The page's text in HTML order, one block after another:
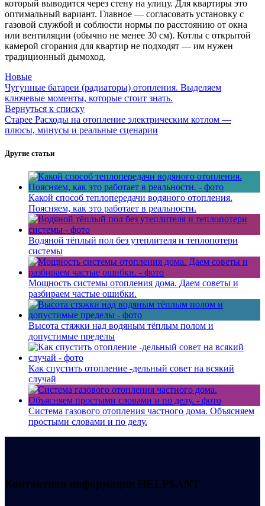
который выводится через стену на улицу. Для квартиры это
оптимальный вариант. Главное — согласовать установку с
газовой службой и соблюсти нормы по расстоянию от окна
или вентиляции (обычно не менее 30 см). Котлы с открытой
камерой сгорания для квартир не подходят — им нужен
традиционный дымоход.
Новые
Чугунные батареи (радиаторы) отопления. Выделяем
ключевые моменты, которые стоит знать.
Вернуться к списку
Старее Расходы на отопление электрическим котлом —
плюсы, минусы и реальные сценарии
Другие статьи
Какой способ теплопередачи водяного отопления.
Поясняем, как это работает в реальности.
Водяной тёплый пол без утеплителя и теплопотери
системы
Мощность системы отопления дома. Даем советы и
разбираем частые ошибки.
Высота стяжки над водяным тёплым полом и
допустимые пределы
Как спустить отопление -дельный совет на всякий
случай
Система газового отопления частного дома. Объясняем
простыми словами и по делу.
Контактная информация HELPSANT